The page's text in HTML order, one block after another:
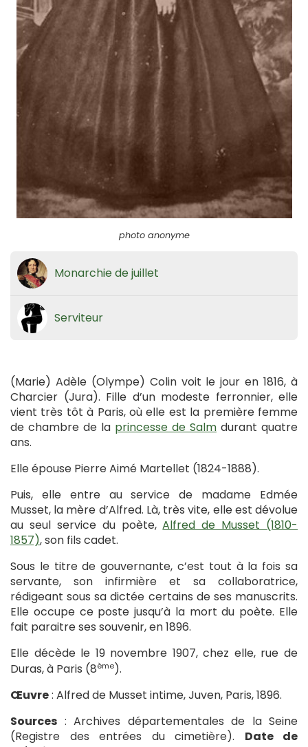
photo anonyme
Monarchie de juillet
Serviteur
(Marie) Adèle (Olympe) Colin voit le jour en 1816, à
Charcier (Jura). Fille d’un modeste ferronnier, elle
vient très tôt à Paris, où elle est la première femme
de chambre de la princesse de Salm durant quatre
ans.
Elle épouse Pierre Aimé Martellet (1824-1888).
Puis, elle entre au service de madame Edmée
Musset, la mère d’Alfred. Là, très vite, elle est dévolue
au seul service du poète,Alfred de Musset (1810-
1857), son fils cadet.
Sous le titre de gouvernante, c’est tout à la fois sa
servante, son infirmière et sa collaboratrice,
rédigeant sous sa dictée certains de ses manuscrits.
Elle occupe ce poste jusqu’à la mort du poète. Elle
fait paraitre ses souvenir, en 1896.
Elle décède le 19 novembre 1907, chez elle, rue de
Duras, à Paris (8ème).
Œuvre: Alfred de Musset intime, Juven, Paris, 1896.
Sources : Archives départementales de la Seine
(Registre des entrées du cimetière). Date de